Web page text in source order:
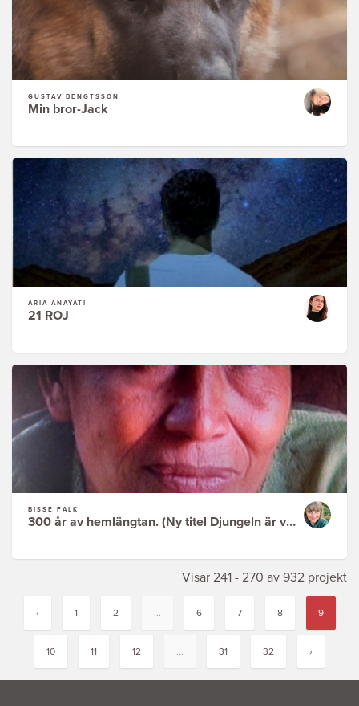
GUSTAV BENGTSSON
Min bror-Jack
ARIA ANAYATI
21 ROJ
BISSE FALK
300 år av hemlängtan. (Ny titel Djungeln är vårt hem)
Visar 241 - 270 av 932 projekt
‹ 1 2 ... 6 7 8 9
10 11 12 ... 31 32 ›